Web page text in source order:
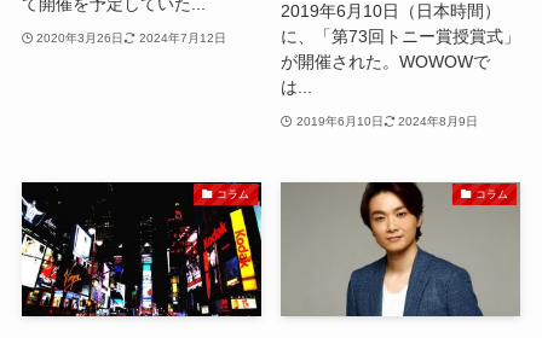
て開催を予定していた...
2020年3月26日 2024年7月12日
2019年6月10日（日本時間）
に、「第73回トニー賞授賞式」
が開催された。WOWOWで
は...
2019年6月10日 2024年8月9日
コラム コラム